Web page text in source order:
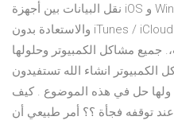
نقل البيانات بين أجهزة iOS و Windows / Mac ، والنسخ الاحتياطي
والاستعادة بدون iTunes / iCloud ، بالإضافة إلى إصلاح مشكلات iOS
جميع مشاكل الكمبيوتر وحلولها
انشاء الله تستفيدون
ولها حل في هذه الموضوع . كيف
توقفه فجأة ؟؟ أمر طبيعي أن